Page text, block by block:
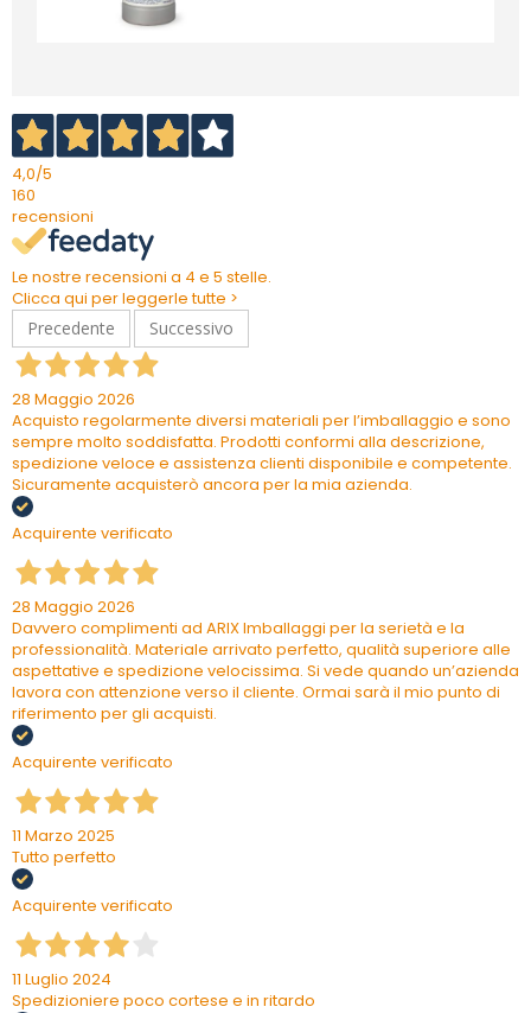
4,0/5
160
recensioni
Le nostre recensioni a 4 e 5 stelle.
Clicca qui per leggerle tutte >
Precedente
Successivo
28 Maggio 2026
Acquisto regolarmente diversi materiali per l’imballaggio e sono
sempre molto soddisfatta. Prodotti conformi alla descrizione,
spedizione veloce e assistenza clienti disponibile e competente.
Sicuramente acquisterò ancora per la mia azienda.
Acquirente verificato
28 Maggio 2026
Davvero complimenti ad ARIX Imballaggi per la serietà e la
professionalità. Materiale arrivato perfetto, qualità superiore alle
aspettative e spedizione velocissima. Si vede quando un’azienda
lavora con attenzione verso il cliente. Ormai sarà il mio punto di
riferimento per gli acquisti.
Acquirente verificato
11 Marzo 2025
Tutto perfetto
Acquirente verificato
11 Luglio 2024
Spedizioniere poco cortese e in ritardo